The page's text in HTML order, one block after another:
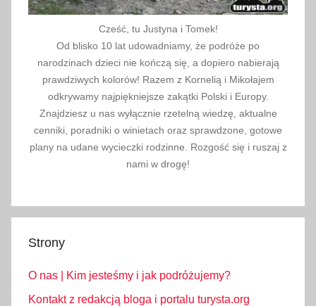
Cześć, tu Justyna i Tomek!
Od blisko 10 lat udowadniamy, że podróże po
narodzinach dzieci nie kończą się, a dopiero nabierają
prawdziwych kolorów! Razem z Kornelią i Mikołajem
odkrywamy najpiękniejsze zakątki Polski i Europy.
Znajdziesz u nas wyłącznie rzetelną wiedzę, aktualne
cenniki, poradniki o winietach oraz sprawdzone, gotowe
plany na udane wycieczki rodzinne. Rozgość się i ruszaj z
nami w drogę!
Strony
O nas | Kim jesteśmy i jak podróżujemy?
Kontakt z redakcją bloga i portalu turysta.org